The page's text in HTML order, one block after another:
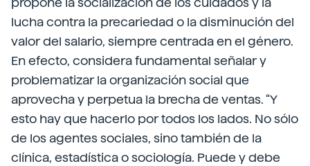
lucha contra la precariedad o la disminución del
valor del salario, siempre centrada en el género.
En efecto, considera fundamental señalar y
problematizar la organización social que
aprovecha y perpetua la brecha de ventas. “Y
esto hay que hacerlo por todos los lados. No sólo
de los agentes sociales, sino también de la
clínica, estadística o sociología. Puede y debe